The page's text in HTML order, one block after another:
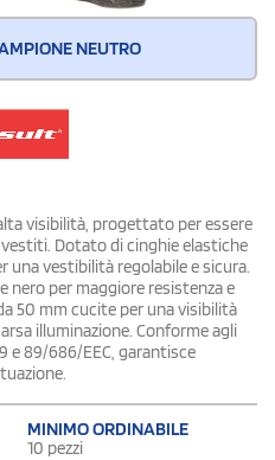
NEUTRO
visibilità, progettato per essere
Dotato di cinghie elastiche
una vestibilità regolabile e sicura.
nero per maggiore resistenza e
50 mm cucite per una visibilità
illuminazione. Conforme agli
e 89/686/EEC, garantisce
MINIMO ORDINABILE
10 pezzi